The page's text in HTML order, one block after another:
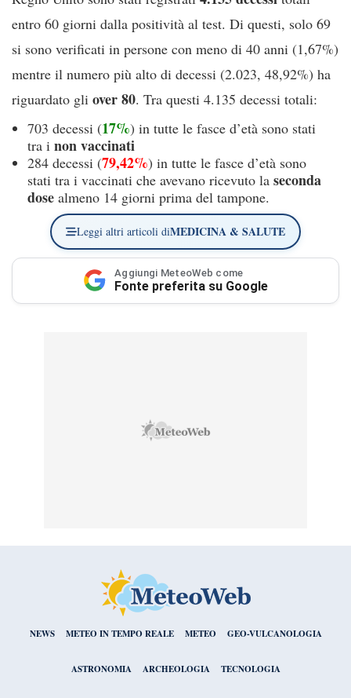
entro 60 giorni dalla positività al test. Di questi, solo 69
si sono verificati in persone con meno di 40 anni (1,67%)
mentre il numero più alto di decessi (2.023, 48,92%) ha
riguardato gli over 80. Tra questi 4.135 decessi totali:
703 decessi (17%) in tutte le fasce d’età sono stati
tra i non vaccinati
284 decessi (79,42%) in tutte le fasce d’età sono
stati tra i vaccinati che avevano ricevuto la seconda
dose almeno 14 giorni prima del tampone.
Leggi altri articoli diMEDICINA & SALUTE
Aggiungi MeteoWeb come
Fonte preferita su Google
NEWS METEO IN TEMPO REALE METEO GEO-VULCANOLOGIA
ASTRONOMIA ARCHEOLOGIA TECNOLOGIA